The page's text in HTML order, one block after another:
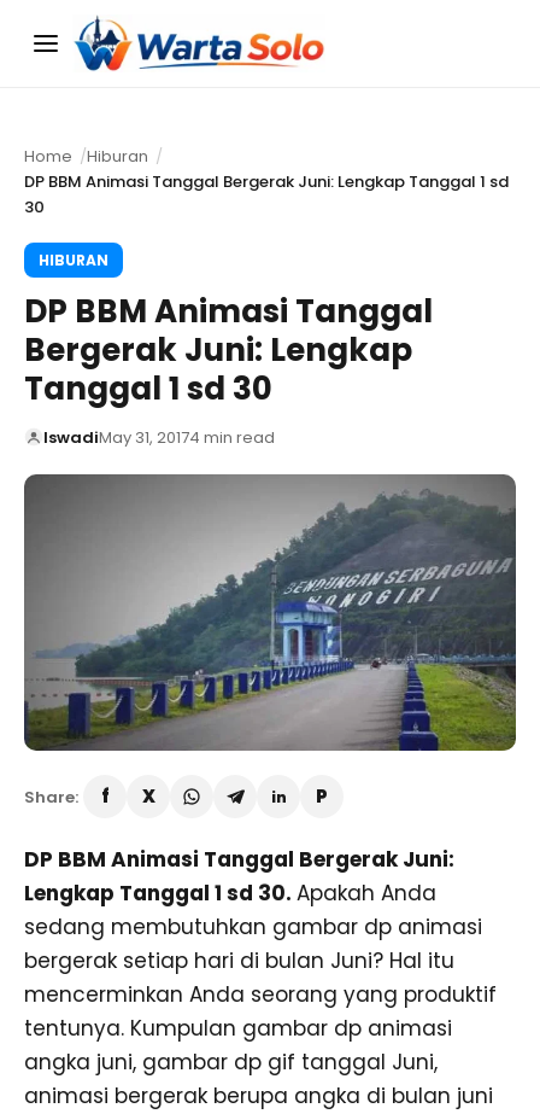
Menu
Home
Hiburan
DP BBM Animasi Tanggal Bergerak Juni: Lengkap Tanggal 1 sd
30
HIBURAN
DP BBM Animasi Tanggal
Bergerak Juni: Lengkap
Tanggal 1 sd 30
IswadiMay 31, 20174 min read
Share:
DP BBM Animasi Tanggal Bergerak Juni:
Lengkap Tanggal 1 sd 30. Apakah Anda
sedang membutuhkan gambar dp animasi
bergerak setiap hari di bulan Juni? Hal itu
mencerminkan Anda seorang yang produktif
tentunya. Kumpulan gambar dp animasi
angka juni, gambar dp gif tanggal Juni,
animasi bergerak berupa angka di bulan juni